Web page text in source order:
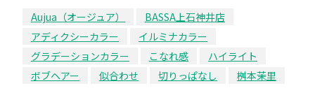
Aujua（オージュア）
BASSA上石神井店
アディクシーカラー
イルミナカラー
グラデーションカラー
こなれ感
ハイライト
ボブヘアー
似合わせ 切りっぱなし 桝本茉里